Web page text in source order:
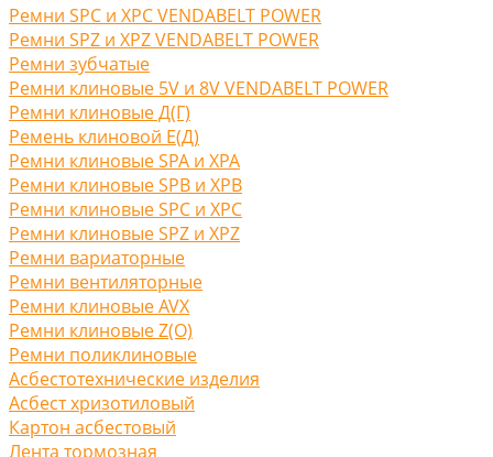
Ремни SPC и XPC VENDABELT POWER
Ремни SPZ и XPZ VENDABELT POWER
Ремни зубчатые
Ремни клиновые 5V и 8V VENDABELT POWER
Ремни клиновые Д(Г)
Ремень клиновой Е(Д)
Ремни клиновые SPA и XPA
Ремни клиновые SPB и XPB
Ремни клиновые SPC и XPC
Ремни клиновые SPZ и XPZ
Ремни вариаторные
Ремни вентиляторные
Ремни клиновые AVX
Ремни клиновые Z(O)
Ремни поликлиновые
Асбестотехнические изделия
Асбест хризотиловый
Картон асбестовый
Лента тормозная